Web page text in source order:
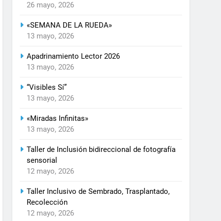
26 mayo, 2026
«SEMANA DE LA RUEDA»
13 mayo, 2026
Apadrinamiento Lector 2026
13 mayo, 2026
“Visibles Sí”
13 mayo, 2026
«Miradas Infinitas»
13 mayo, 2026
Taller de Inclusión bidireccional de fotografía
sensorial
12 mayo, 2026
Taller Inclusivo de Sembrado, Trasplantado,
Recolección
12 mayo, 2026